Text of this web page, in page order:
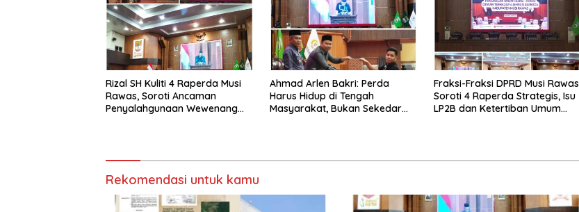
Rizal SH Kuliti 4 Raperda Musi
Rawas, Soroti Ancaman
Penyalahgunaan Wewenang
Ahmad Arlen Bakri: Perda
Harus Hidup di Tengah
Masyarakat, Bukan Sekedar
Fraksi-Fraksi DPRD Musi Rawas
Soroti 4 Raperda Strategis, Isu
LP2B dan Ketertiban Umum
Rekomendasi untuk kamu